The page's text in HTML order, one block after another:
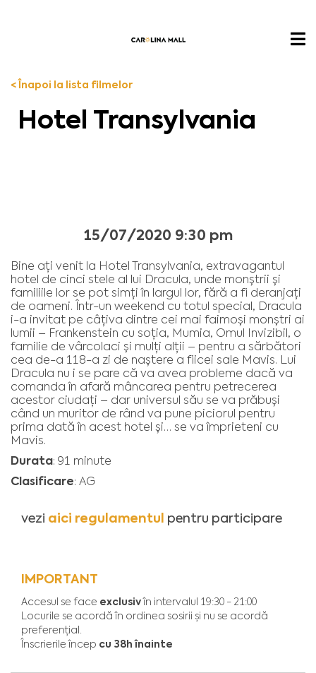
< Înapoi la lista filmelor
Hotel Transylvania
15/07/2020 9:30 pm
Bine ați venit la Hotel Transylvania, extravagantul
hotel de cinci stele al lui Dracula, unde monștrii și
familiile lor se pot simți în largul lor, fără a fi deranjați
de oameni. Într-un weekend cu totul special, Dracula
i-a invitat pe câțiva dintre cei mai faimoși monștri ai
lumii – Frankenstein cu soția, Mumia, Omul Invizibil, o
familie de vârcolaci și mulți alții – pentru a sărbători
cea de-a 118-a zi de naștere a fiicei sale Mavis. Lui
Dracula nu i se pare că va avea probleme dacă va
comanda în afară mâncarea pentru petrecerea
acestor ciudați – dar universul său se va prăbuși
când un muritor de rând va pune piciorul pentru
prima dată în acest hotel și… se va împrieteni cu
Mavis.
Durata: 91 minute
Clasificare: AG
vezi aici regulamentul pentru participare
IMPORTANT
Accesul se face exclusivîn intervalul 19:30 - 21:00
Locurile se acordă în ordinea sosirii și nu se acordă
preferențial.
Înscrierile încep cu 38h înainte